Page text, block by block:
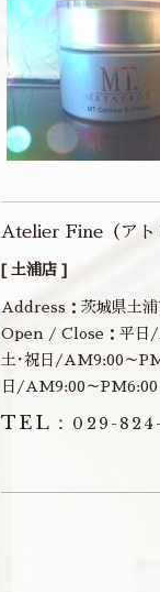
Atelier Fine（アト
[ 土浦店 ]
Address：茨城県土
Open / Close：平日
土･祝日/AM9:00～
日/AM9:00～PM6:00
TEL： 029-